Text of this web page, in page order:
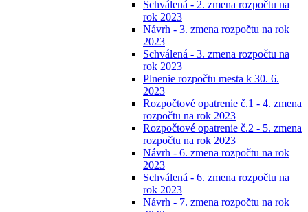
Schválená - 2. zmena rozpočtu na
rok 2023
Návrh - 3. zmena rozpočtu na rok
2023
Schválená - 3. zmena rozpočtu na
rok 2023
Plnenie rozpočtu mesta k 30. 6.
2023
Rozpočtové opatrenie č.1 - 4. zmena
rozpočtu na rok 2023
Rozpočtové opatrenie č.2 - 5. zmena
rozpočtu na rok 2023
Návrh - 6. zmena rozpočtu na rok
2023
Schválená - 6. zmena rozpočtu na
rok 2023
Návrh - 7. zmena rozpočtu na rok